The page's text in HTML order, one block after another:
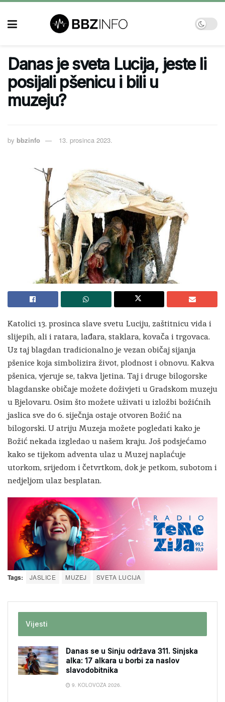
Danas je sveta Lucija, jeste li
posijali pšenicu i bili u
muzeju?
by bbzinfo 13. prosinca 2023.
Katolici 13. prosinca slave svetu Luciju, zaštitnicu vida i
slijepih, ali i ratara, lađara, staklara, kovača i trgovaca.
Uz taj blagdan tradicionalno je vezan običaj sijanja
pšenice koja simbolizira život, plodnost i obnovu. Kakva
pšenica, vjeruje se, takva ljetina. Taj i druge bilogorske
blagdanske običaje možete doživjeti u Gradskom muzeju
u Bjelovaru. Osim što možete uživati u izložbi božićnih
jaslica sve do 6. siječnja ostaje otvoren Božić na
bilogorski. U atriju Muzeja možete pogledati kako je
Božić nekada izgledao u našem kraju. Još podsjećamo
kako se tijekom adventa ulaz u Muzej naplaćuje
utorkom, srijedom i četvrtkom, dok je petkom, subotom i
nedjeljom ulaz besplatan.
Tags: JASLICE MUZEJ SVETA LUCIJA
Vijesti
Danas se u Sinju održava 311. Sinjska
alka: 17 alkara u borbi za naslov
slavodobitnika
9. KOLOVOZA 2026.